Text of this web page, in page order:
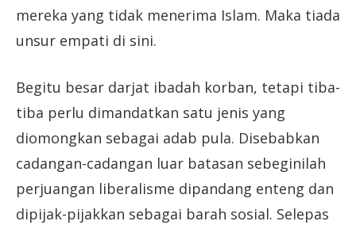
mereka yang tidak menerima Islam. Maka tiada
unsur empati di sini.
Begitu besar darjat ibadah korban, tetapi tiba-
tiba perlu dimandatkan satu jenis yang
diomongkan sebagai adab pula. Disebabkan
cadangan-cadangan luar batasan sebeginilah
perjuangan liberalisme dipandang enteng dan
dipijak-pijakkan sebagai barah sosial. Selepas